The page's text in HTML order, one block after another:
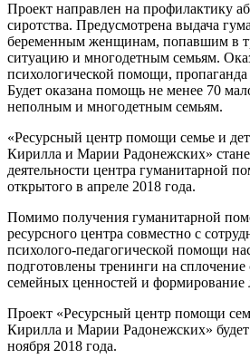
Проект направлен на профилактику
сиротства. Предусмотрена выдача
беременным женщинам, попавшим в
ситуацию и многодетным семьям.
психологической помощи,
Будет оказана помощь не менее 70
неполным и многодетным семьям.
«Ресурсный центр помощи семье и
Кирилла и Марии Радонежских»
деятельности центра гуманитарной
открытого в апреле 2018 года.
Помимо получения гуманитарной
ресурсного центра совместно с
психолого-педагогической помощи
подготовлены тренинги на сплочение
семейных ценностей и формирование
Проект «Ресурсный центр помощи
Кирилла и Марии Радонежских» будет
ноября 2018 года.